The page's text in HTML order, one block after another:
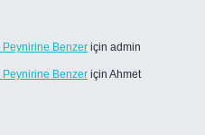
Peynirine Benzer için admin
Peynirine Benzer için Ahmet